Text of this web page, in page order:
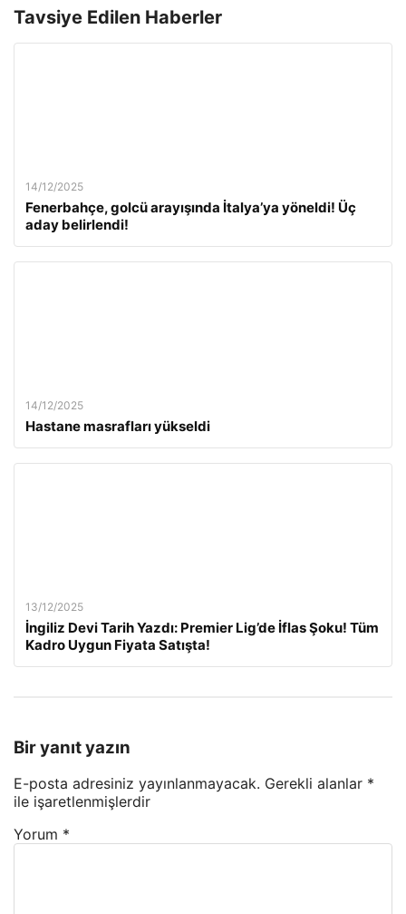
Tavsiye Edilen Haberler
14/12/2025
Fenerbahçe, golcü arayışında İtalya’ya yöneldi! Üç
aday belirlendi!
14/12/2025
Hastane masrafları yükseldi
13/12/2025
İngiliz Devi Tarih Yazdı: Premier Lig’de İflas Şoku! Tüm
Kadro Uygun Fiyata Satışta!
Bir yanıt yazın
E-posta adresiniz yayınlanmayacak. Gerekli alanlar *
ile işaretlenmişlerdir
Yorum *